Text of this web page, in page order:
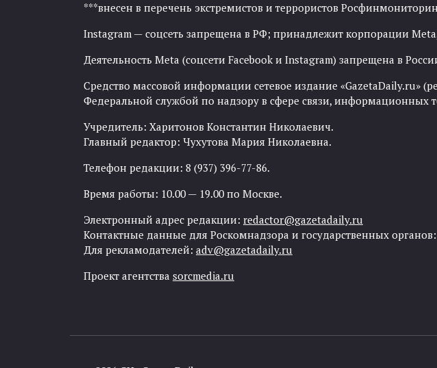
***внесен в перечень экстремистов и террористов
Instagram — соцсеть запрещена в РФ; принадлежит корпорации
Деятельность Meta (соцсети Facebook и Instagram) запрещена в
Средство массовой информации сетевое издание «GazetaDaily.ru»
Федеральной службой по надзору в сфере связи,
Учредитель: Харитонов Константин Николаевич.
Главный редактор: Чухутова Мария Николаевна.
Телефон редакции: 8 (937) 396-77-86.
Время работы: 10.00 — 19.00 по Москве.
Электронный адрес редакции: redactor@gazetadaily.ru
Контактные данные для Роскомнадзора и государственных органов:
Для рекламодателей: adv@gazetadaily.ru
Проект агентства sorcmedia.ru